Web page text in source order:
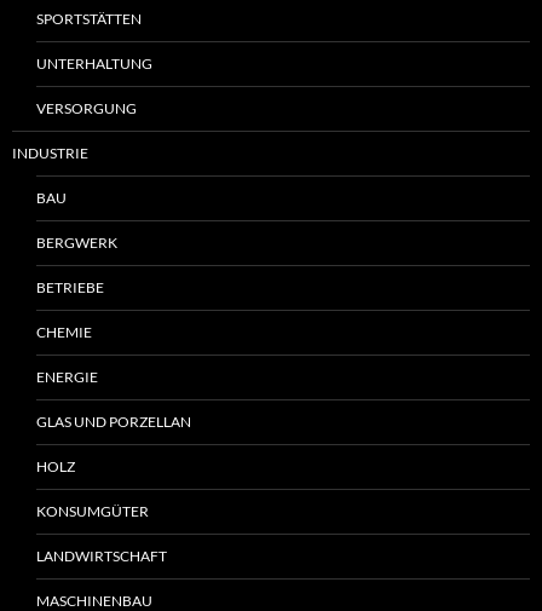
SPORTSTÄTTEN
UNTERHALTUNG
VERSORGUNG
INDUSTRIE
BAU
BERGWERK
BETRIEBE
CHEMIE
ENERGIE
GLAS UND PORZELLAN
HOLZ
KONSUMGÜTER
LANDWIRTSCHAFT
MASCHINENBAU